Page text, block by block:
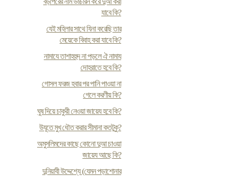
যাবে কি?
যেই মহিলার সাথে যিনা করেছি তার
মেয়েকে বিবাহ করা যাবে কি?
নামাযে তাশাহহুদ না পড়লে ঐ নামায
দোহরাতে হবে কি?
গোসল ফরজ হবার পর পানি পাওয়া না
গেলে করণীয় কি?
ঘুষ দিয়ে চাকুরী নেওয়া জায়েয হবে কি?
উযূতে মুখ ধৌত করার সীমানা কতটুকু?
অমুসলিমদের কাছে কোনো দুআ চাওয়া
জায়েয আছে কি?
দুনিয়াবী উদ্দেশ্যে (যেমন পড়াশোনার